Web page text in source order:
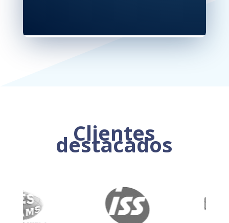
Clientes
destacados